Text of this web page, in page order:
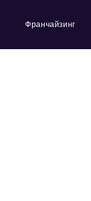
Франчайзинг